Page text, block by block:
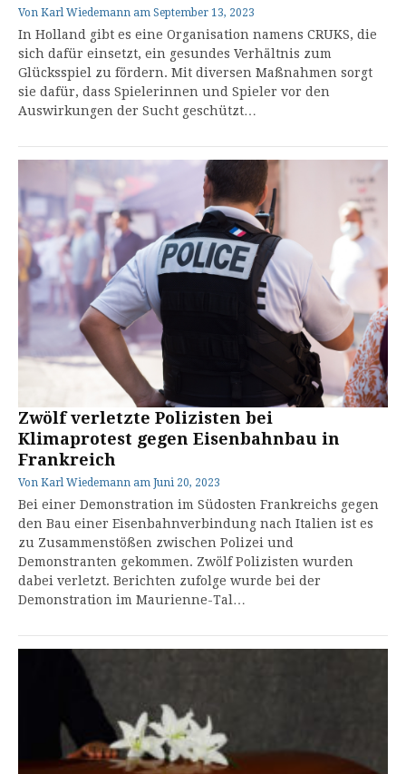
Von Karl Wiedemann am September 13, 2023
In Holland gibt es eine Organisation namens CRUKS, die
sich dafür einsetzt, ein gesundes Verhältnis zum
Glücksspiel zu fördern. Mit diversen Maßnahmen sorgt
sie dafür, dass Spielerinnen und Spieler vor den
Auswirkungen der Sucht geschützt…
Zwölf verletzte Polizisten bei
Klimaprotest gegen Eisenbahnbau in
Frankreich
Von Karl Wiedemann am Juni 20, 2023
Bei einer Demonstration im Südosten Frankreichs gegen
den Bau einer Eisenbahnverbindung nach Italien ist es
zu Zusammenstößen zwischen Polizei und
Demonstranten gekommen. Zwölf Polizisten wurden
dabei verletzt. Berichten zufolge wurde bei der
Demonstration im Maurienne-Tal…